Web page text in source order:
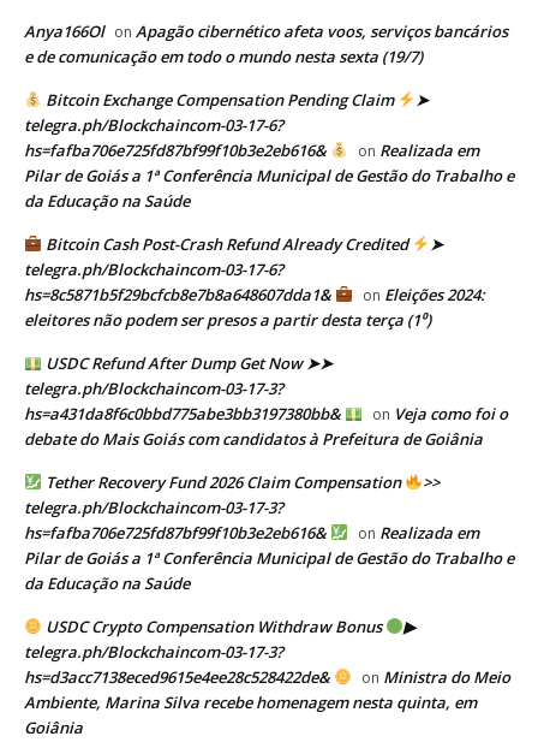
Anya166Ol on Apagão cibernético afeta voos, serviços bancários
e de comunicação em todo o mundo nesta sexta (19/7)
Bitcoin Exchange Compensation Pending Claim
➤
telegra.ph/Blockchaincom-03-17-6?
hs=fafba706e725fd87bf99f10b3e2eb616&
on Realizada em
Pilar de Goiás a 1ª Conferência Municipal de Gestão do Trabalho e
da Educação na Saúde
Bitcoin Cash Post-Crash Refund Already Credited
➤
telegra.ph/Blockchaincom-03-17-6?
hs=8c5871b5f29bcfcb8e7b8a648607dda1&
on Eleições 2024:
eleitores não podem ser presos a partir desta terça (1⁰)
USDC Refund After Dump Get Now ➤➤
telegra.ph/Blockchaincom-03-17-3?
hs=a431da8f6c0bbd775abe3bb3197380bb&
on Veja como foi o
debate do Mais Goiás com candidatos à Prefeitura de Goiânia
Tether Recovery Fund 2026 Claim Compensation
>>
telegra.ph/Blockchaincom-03-17-3?
hs=fafba706e725fd87bf99f10b3e2eb616&
on Realizada em
Pilar de Goiás a 1ª Conferência Municipal de Gestão do Trabalho e
da Educação na Saúde
USDC Crypto Compensation Withdraw Bonus
▶
telegra.ph/Blockchaincom-03-17-3?
hs=d3acc7138eced9615e4ee28c528422de&
on Ministra do Meio
Ambiente, Marina Silva recebe homenagem nesta quinta, em
Goiânia